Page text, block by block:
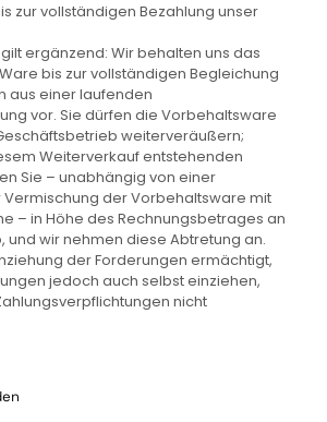
zur vollständigen Bezahlung unser
ergänzend: Wir behalten uns das
bis zur vollständigen Begleichung
aus einer laufenden
vor. Sie dürfen die Vorbehaltsware
weiterveräußern;
Weiterverkauf entstehenden
Sie – unabhängig von einer
der Vorbehaltsware mit
– in Höhe des Rechnungsbetrages an
und wir nehmen diese Abtretung an.
der Forderungen ermächtigt,
jedoch auch selbst einziehen,
nicht